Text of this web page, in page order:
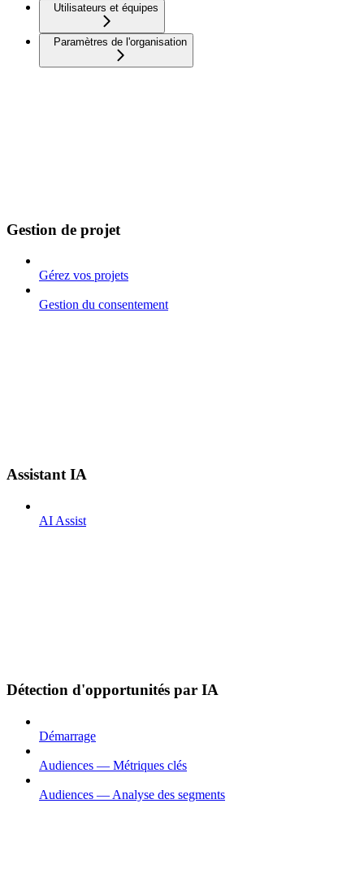
Utilisateurs et équipes
Paramètres de l'organisation
Gestion de projet
Gérez vos projets
Gestion du consentement
Assistant IA
AI Assist
Détection d'opportunités par IA
Démarrage
Audiences — Métriques clés
Audiences — Analyse des segments